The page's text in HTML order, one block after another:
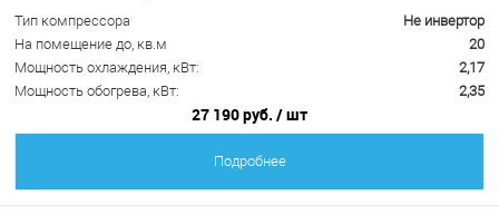
Тип компрессора
Не инвертор
На помещение до, кв.м
20
Мощность охлаждения, кВт:
2,17
Мощность обогрева, кВт:
2,35
27 190 руб. / шт
Подробнее